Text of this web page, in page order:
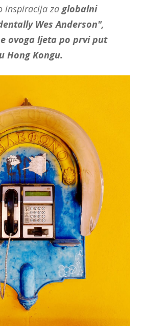
inspiracija za globalni
Wes Anderson",
ovoga ljeta po prvi put
Hong Kongu.